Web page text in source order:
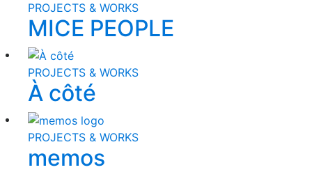
PROJECTS & WORKS
MICE PEOPLE
PROJECTS & WORKS
À côté
PROJECTS & WORKS
memos